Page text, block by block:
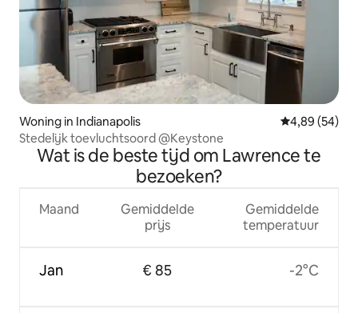
Woning in Indianapolis Gemiddelde
4,89 (54)
Stedelijk toevluchtsoord @Keystone
Wat is de beste tijd om Lawrence te
bezoeken?
Maand
Jan
Gemiddelde
prijs
€ 85
Gemiddelde
temperatuur
-2°C